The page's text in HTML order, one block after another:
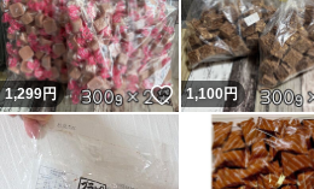
1,299円 いいね！
1,100円